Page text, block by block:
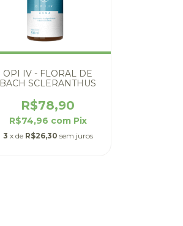
OPI IV - FLORAL DE
BACH SCLERANTHUS
R$78,90
R$74,96 com Pix
3 x de R$26,30 sem juros